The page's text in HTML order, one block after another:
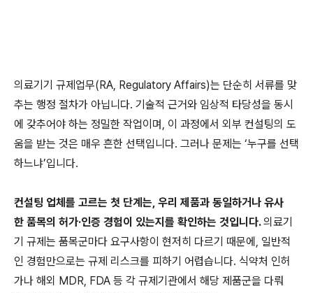
의료기기 규제업무(RA, Regulatory Affairs)는 단순히 서류를 맞
추는 행정 절차가 아닙니다. 기술적 근거와 임상적 타당성을 동시
에 갖추어야 하는 정밀한 작업이며, 이 과정에서 외부 컨설팅의 도
움을 받는 것은 매우 흔한 선택입니다. 그러나 문제는 ‘누구를 선택
하느냐’입니다.
컨설팅 업체를 고르는 첫 단계는, 우리 제품과 동일하거나 유사
한 품목의 허가·인증 경험이 있는지를 확인하는 것입니다.의료기
기 규제는 품목군마다 요구사항이 현저히 다르기 때문에, 일반적
인 경험만으로는 규제 리스크를 피하기 어렵습니다. 식약처 인허
가나 해외 MDR, FDA 등 각 규제기관에서 해당 제품군을 다뤄